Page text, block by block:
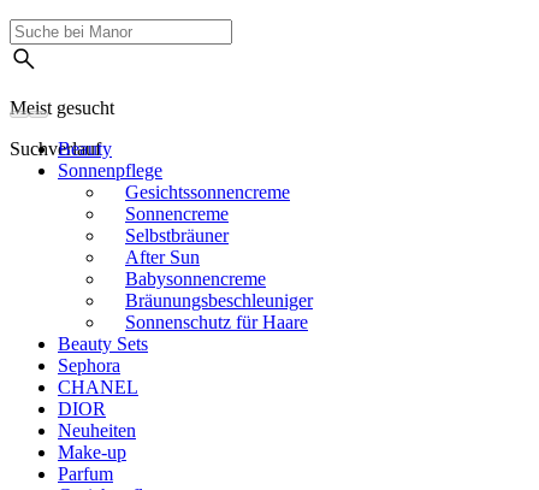
Meist gesucht
Suchverlauf
Beauty
Sonnenpflege
Gesichtssonnencreme
Sonnencreme
Selbstbräuner
After Sun
Babysonnencreme
Bräunungsbeschleuniger
Sonnenschutz für Haare
Beauty Sets
Sephora
CHANEL
DIOR
Neuheiten
Make-up
Parfum